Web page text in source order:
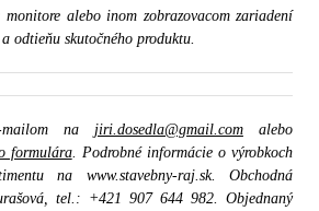
alebo inom zobrazovacom zariadení
odtieňu skutočného produktu.
mailom na jiri.dosedla@gmail.comalebo
formulára. Podrobné informácie o výrobkoch
na www.stavebny-raj.sk. Obchodná
tel.: +421 907 644 982. Objednaný